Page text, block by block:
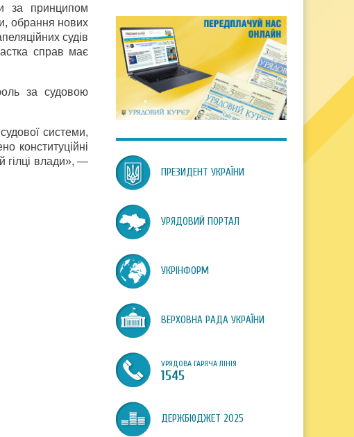
за принципом
обрання нових
судів
справ має
за судовою
системи,
конституційні
гілці влади», —
ПРЕЗИДЕНТ УКРАЇНИ
УРЯДОВИЙ ПОРТАЛ
УКРІНФОРМ
ВЕРХОВНА РАДА УКРАЇНИ
УРЯДОВА ГАРЯЧА ЛІНІЯ
1545
ДЕРЖБЮДЖЕТ 2025